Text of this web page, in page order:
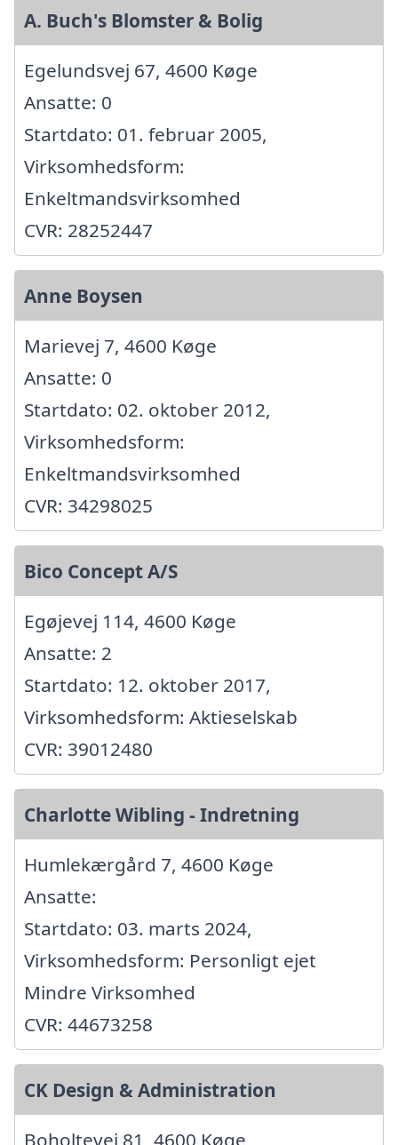
A. Buch's Blomster & Bolig
Egelundsvej 67, 4600 Køge
Ansatte: 0
Startdato: 01. februar 2005,
Virksomhedsform:
Enkeltmandsvirksomhed
CVR: 28252447
Anne Boysen
Marievej 7, 4600 Køge
Ansatte: 0
Startdato: 02. oktober 2012,
Virksomhedsform:
Enkeltmandsvirksomhed
CVR: 34298025
Bico Concept A/S
Egøjevej 114, 4600 Køge
Ansatte: 2
Startdato: 12. oktober 2017,
Virksomhedsform: Aktieselskab
CVR: 39012480
Charlotte Wibling - Indretning
Humlekærgård 7, 4600 Køge
Ansatte:
Startdato: 03. marts 2024,
Virksomhedsform: Personligt ejet
Mindre Virksomhed
CVR: 44673258
CK Design & Administration
Boholtevej 81, 4600 Køge